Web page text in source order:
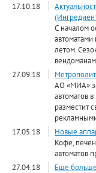
17.10.18
С началом
летом.
27.09.18
АО «МИА»
автоматов
разместит
17.05.18
Новые
Кофе,
автоматов
27.04.18
Еще